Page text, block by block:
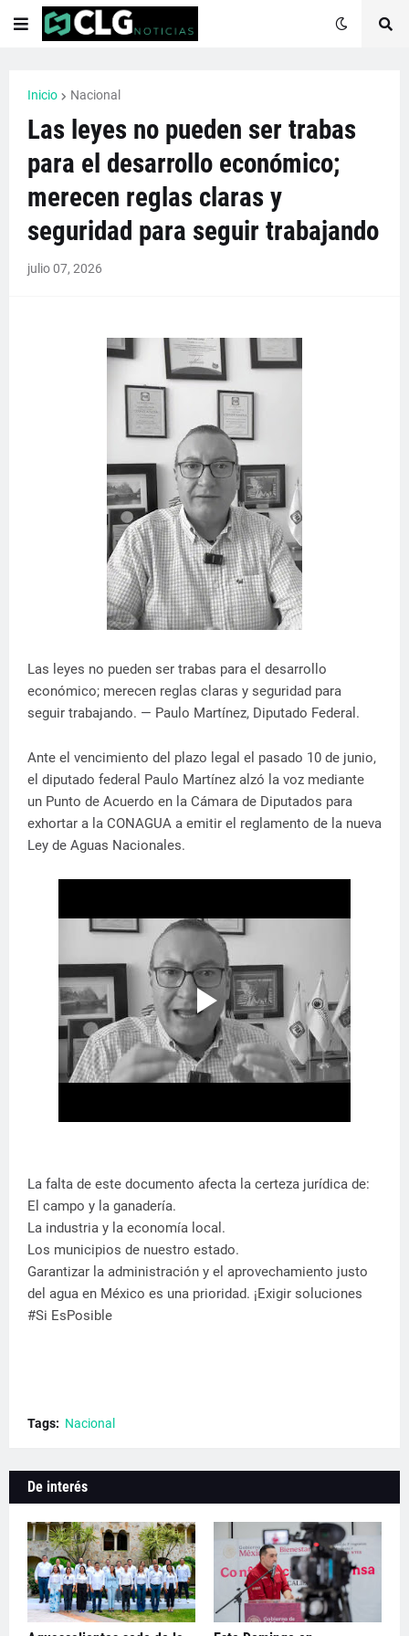
Inicio Nacional
Las leyes no pueden ser trabas
para el desarrollo económico;
merecen reglas claras y
seguridad para seguir trabajando
julio 07, 2026
Las leyes no pueden ser trabas para el desarrollo
económico; merecen reglas claras y seguridad para
seguir trabajando. — Paulo Martínez, Diputado Federal.
​Ante el vencimiento del plazo legal el pasado 10 de junio,
el diputado federal Paulo Martínez alzó la voz mediante
un Punto de Acuerdo en la Cámara de Diputados para
exhortar a la CONAGUA a emitir el reglamento de la nueva
Ley de Aguas Nacionales.
​La falta de este documento afecta la certeza jurídica de:
​El campo y la ganadería.
​La industria y la economía local.
​Los municipios de nuestro estado.
​Garantizar la administración y el aprovechamiento justo
del agua en México es una prioridad. ¡Exigir soluciones
#Si EsPosible
Tags: Nacional
De interés